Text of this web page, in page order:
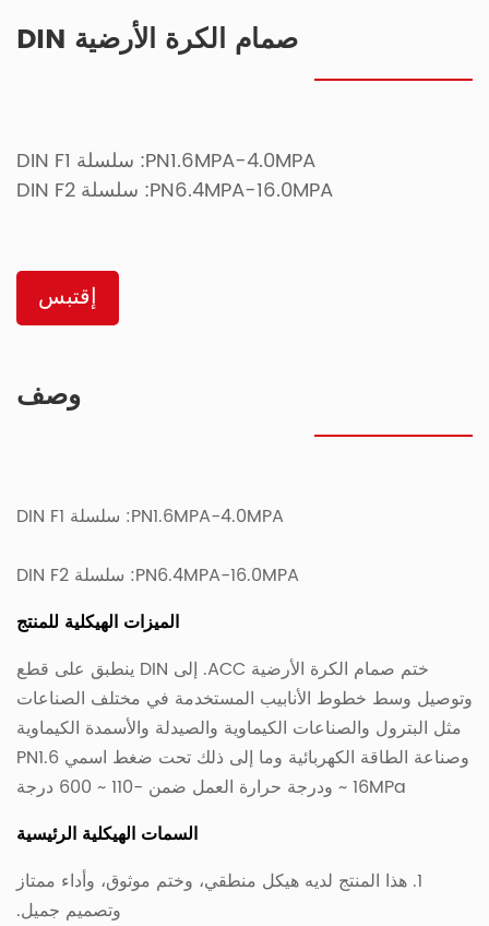
صمام الكرة الأرضية DIN
PN1.6MPA-4.0MPA: سلسلة DIN F1
PN6.4MPA-16.0MPA: سلسلة DIN F2
إقتبس
وصف
PN1.6MPA-4.0MPA: سلسلة DIN F1
PN6.4MPA-16.0MPA: سلسلة DIN F2
الميزات الهيكلية للمنتج
ختم صمام الكرة الأرضية ACC. إلى DIN ينطبق على قطع
وتوصيل وسط خطوط الأنابيب المستخدمة في مختلف الصناعات
مثل البترول والصناعات الكيماوية والصيدلة والأسمدة الكيماوية
وصناعة الطاقة الكهربائية وما إلى ذلك تحت ضغط اسمي PN1.6
~ 16MPa ودرجة حرارة العمل ضمن -110 ~ 600 درجة
السمات الهيكلية الرئيسية
1. هذا المنتج لديه هيكل منطقي، وختم موثوق، وأداء ممتاز
وتصميم جميل.